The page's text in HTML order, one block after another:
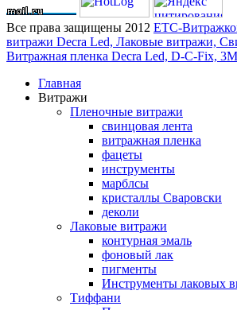
Все права защищены 2012 ЕТС-
витражи Decra Led, Лаковые витражи,
Витражная пленка Decra Led, D-C-Fix,
Главная
Витражи
Пленочные витражи
свинцовая лента
витражная пленка
фацеты
инструменты
марблсы
кристаллы Сваровски
деколи
Лаковые витражи
контурная эмаль
фоновый лак
пигменты
Инструменты лаковых
Тиффани